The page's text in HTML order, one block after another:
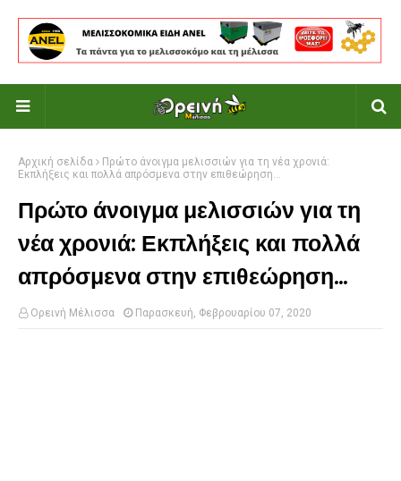
Αρχική σελίδα
Πρώτο άνοιγμα μελισσιών για τη νέα χρονιά:
Εκπλήξεις και πολλά απρόσμενα στην επιθεώρηση...
Πρώτο άνοιγμα μελισσιών για τη
νέα χρονιά: Εκπλήξεις και πολλά
απρόσμενα στην επιθεώρηση...
Ορεινή Μέλισσα Παρασκευή, Φεβρουαρίου 07, 2020